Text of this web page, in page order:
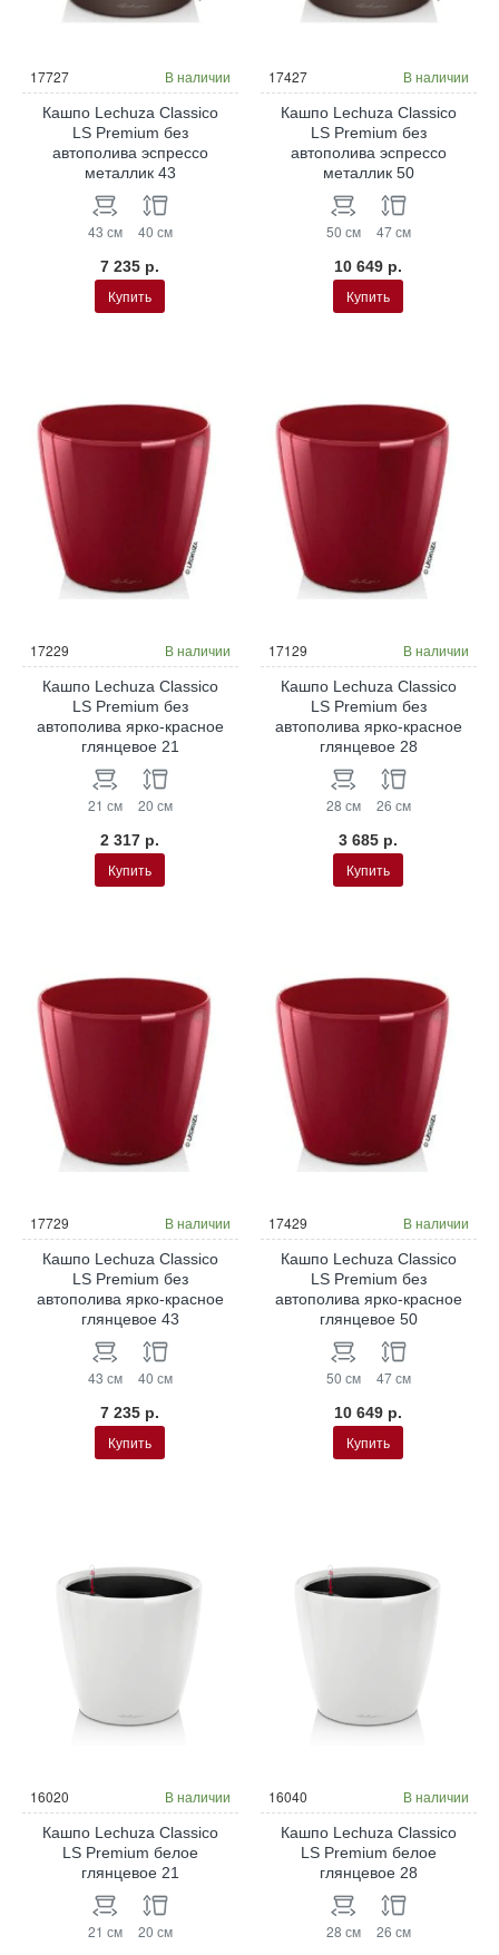
17727 В наличии
Кашпо Lechuza Classico
LS Premium без
автополива эспрессо
металлик 43
43 см 40 см
7 235 р.
Купить
17427 В наличии
Кашпо Lechuza Classico
LS Premium без
автополива эспрессо
металлик 50
50 см 47 см
10 649 р.
Купить
17229 В наличии
Кашпо Lechuza Classico
LS Premium без
автополива ярко-красное
глянцевое 21
21 см 20 см
2 317 р.
Купить
17129 В наличии
Кашпо Lechuza Classico
LS Premium без
автополива ярко-красное
глянцевое 28
28 см 26 см
3 685 р.
Купить
17729 В наличии
Кашпо Lechuza Classico
LS Premium без
автополива ярко-красное
глянцевое 43
43 см 40 см
7 235 р.
Купить
17429 В наличии
Кашпо Lechuza Classico
LS Premium без
автополива ярко-красное
глянцевое 50
50 см 47 см
10 649 р.
Купить
16020 В наличии
Кашпо Lechuza Classico
LS Premium белое
глянцевое 21
21 см 20 см
16040 В наличии
Кашпо Lechuza Classico
LS Premium белое
глянцевое 28
28 см 26 см